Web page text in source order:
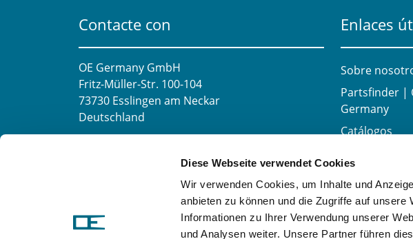
Diese Webseite verwendet Cookies
Wir verwenden Cookies, um Inhalte und
anbieten zu können und die Zugriffe auf
Informationen zu Ihrer Verwendung unserer
und Analysen weiter. Unsere Partner führen
Contacte con
OE Germany GmbH
Fritz-Müller-Str. 100-104​
73730 Esslingen am Neckar​
Deutschland
Mo-Fr 8:00-16:00 Uhr
+49 711 6276980
Fax:+49 711 62769851
Enlaces
Sobre
Partsfinder |
Germany
Catálogos